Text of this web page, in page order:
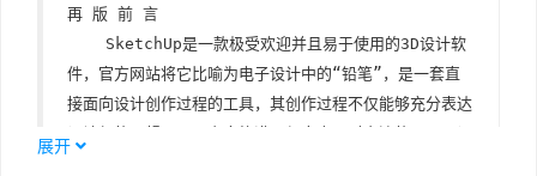
3.2  矩形工具	47
3.3  圆工具	53
3.4  圆弧工具	57
3.5  多边形工具	66
3.6  手绘线工具	69
再 版 前 言
件，官方网站将它比喻为电子设计中的“铅笔”，是一套直
接面向设计创作过程的工具，其创作过程不仅能够充分表达
展开